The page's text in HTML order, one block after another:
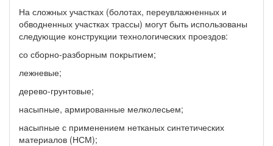
На сложных участках (болотах, переувлажненных и
обводненных участках трассы) могут быть использованы
следующие конструкции технологических проездов:
со сборно-разборным покрытием;
лежневые;
дерево-грунтовые;
насыпные, армированные мелколесьем;
насыпные с применением нетканых синтетических
материалов (НСМ);